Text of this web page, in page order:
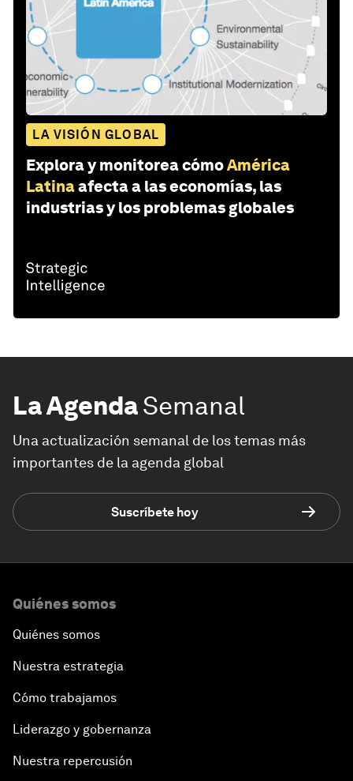
LA VISIÓN GLOBAL
Explora y monitorea cómoAmérica
Latinaafecta a las economías, las
industrias y los problemas globales
La AgendaSemanal
Una actualización semanal de los temas más
importantes de la agenda global
Suscríbete hoy
Quiénes somos
Quiénes somos
Nuestra estrategia
Cómo trabajamos
Liderazgo y gobernanza
Nuestra repercusión